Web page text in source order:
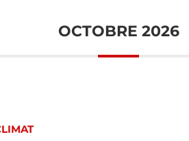
OCTOBRE 2026